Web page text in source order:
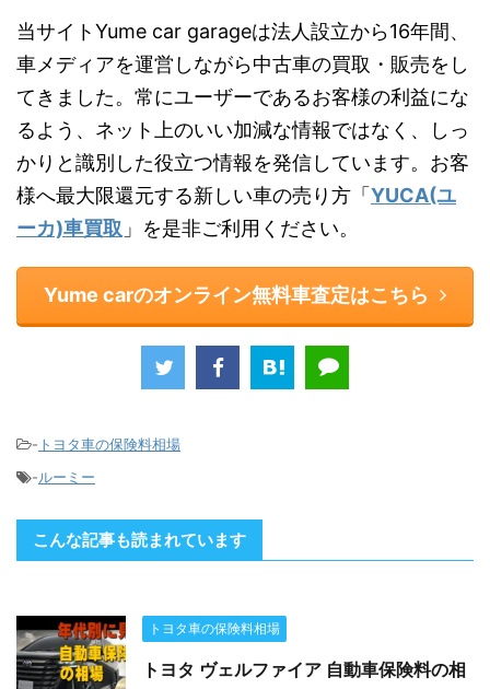
当サイトYume car garageは法人設立から16年間、
車メディアを運営しながら中古車の買取・販売をし
てきました。常にユーザーであるお客様の利益にな
るよう、ネット上のいい加減な情報ではなく、しっ
かりと識別した役立つ情報を発信しています。お客
様へ最大限還元する新しい車の売り方「 YUCA(ユ
ーカ)車買取 」を是非ご利用ください。
Yume carのオンライン無料車査定はこちら
- トヨタ車の保険料相場
-ルーミー
こんな記事も読まれています
トヨタ車の保険料相場
トヨタ ヴェルファイア 自動車保険料の相